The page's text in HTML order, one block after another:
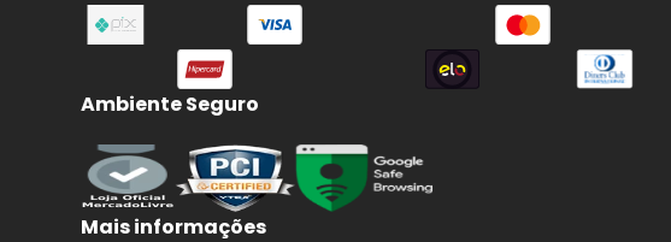
Ambiente Seguro
Mais informações